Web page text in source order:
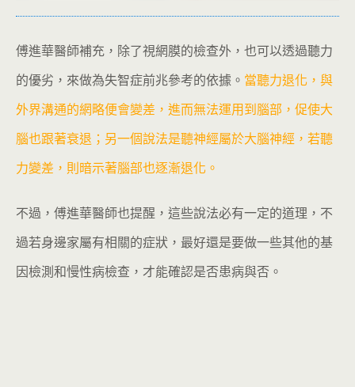
傅進華醫師補充，除了視網膜的檢查外，也可以透過聽力
的優劣，來做為失智症前兆參考的依據。 當聽力退化，與
外界溝通的網略便會變差，進而無法運用到腦部，促使大
腦也跟著衰退；另一個說法是聽神經屬於大腦神經，若聽
力變差，則暗示著腦部也逐漸退化。
不過，傅進華醫師也提醒，這些說法必有一定的道理，不
過若身邊家屬有相關的症狀，最好還是要做一些其他的基
因檢測和慢性病檢查，才能確認是否患病與否。